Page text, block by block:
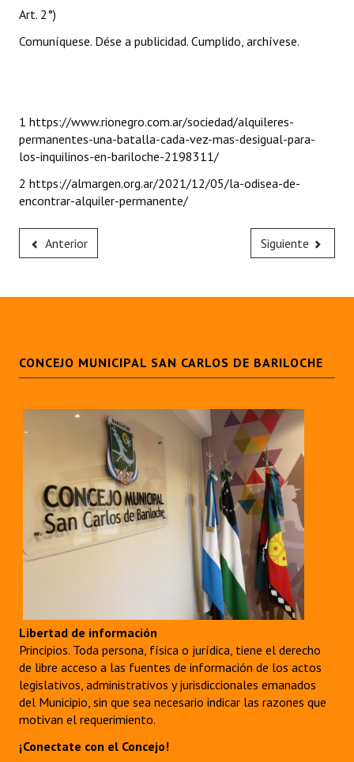
Art. 2°)
Comuníquese. Dése a publicidad. Cumplido, archívese.
1 https://www.rionegro.com.ar/sociedad/alquileres-
permanentes-una-batalla-cada-vez-mas-desigual-para-
los-inquilinos-en-bariloche-2198311/
2 https://almargen.org.ar/2021/12/05/la-odisea-de-
encontrar-alquiler-permanente/
Anterior Siguiente
CONCEJO MUNICIPAL SAN CARLOS DE BARILOCHE
Libertad de información
Principios. Toda persona, física o jurídica, tiene el derecho
de libre acceso a las fuentes de información de los actos
legislativos, administrativos y jurisdiccionales emanados
del Municipio, sin que sea necesario indicar las razones que
motivan el requerimiento.
¡Conectate con el Concejo!